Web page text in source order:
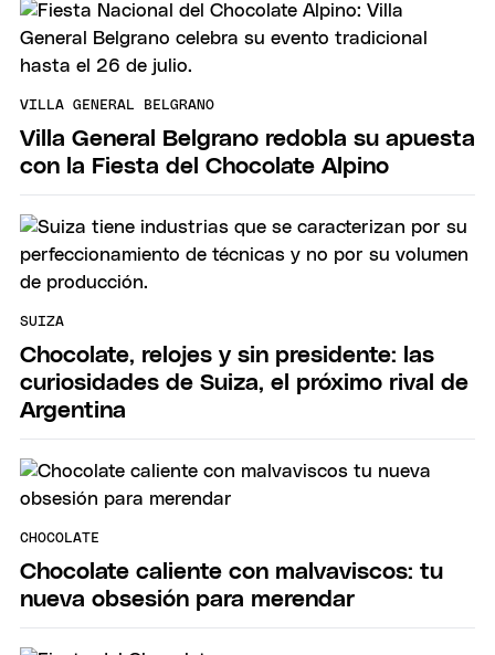
VILLA GENERAL BELGRANO
Villa General Belgrano redobla su apuesta
con la Fiesta del Chocolate Alpino
SUIZA
Chocolate, relojes y sin presidente: las
curiosidades de Suiza, el próximo rival de
Argentina
CHOCOLATE
Chocolate caliente con malvaviscos: tu
nueva obsesión para merendar